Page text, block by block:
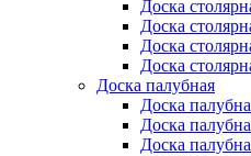
Доска
Доска
Доска
Доска
Доска палубная
Доска
Доска
Доска